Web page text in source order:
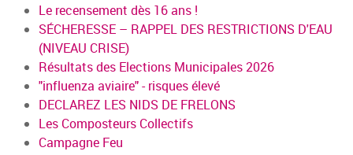
Le recensement dès 16 ans !
SÉCHERESSE – RAPPEL DES RESTRICTIONS D'EAU
(NIVEAU CRISE)
Résultats des Elections Municipales 2026
"influenza aviaire" - risques élevé
DECLAREZ LES NIDS DE FRELONS
Les Composteurs Collectifs
Campagne Feu